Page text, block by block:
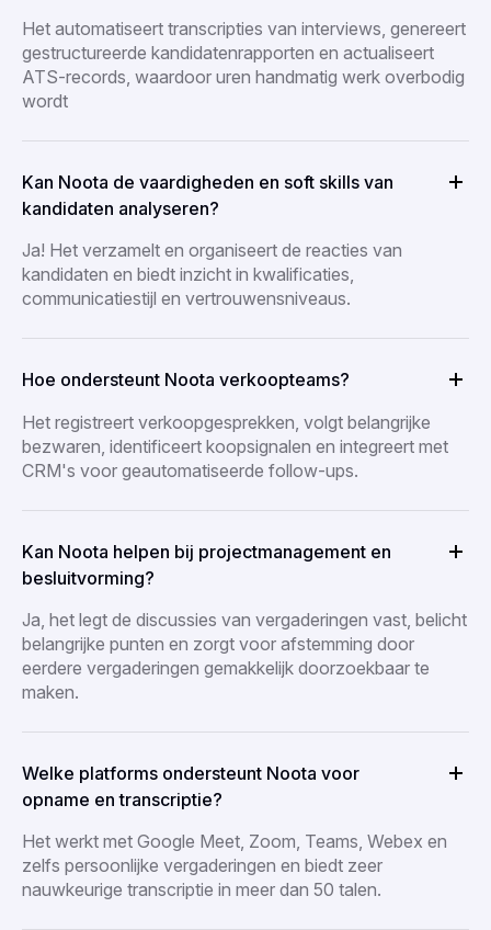
Het automatiseert transcripties van interviews, genereert
gestructureerde kandidatenrapporten en actualiseert
ATS-records, waardoor uren handmatig werk overbodig
wordt
Kan Noota de vaardigheden en soft skills van
kandidaten analyseren?
Ja! Het verzamelt en organiseert de reacties van
kandidaten en biedt inzicht in kwalificaties,
communicatiestijl en vertrouwensniveaus.
Hoe ondersteunt Noota verkoopteams?
Het registreert verkoopgesprekken, volgt belangrijke
bezwaren, identificeert koopsignalen en integreert met
CRM's voor geautomatiseerde follow-ups.
Kan Noota helpen bij projectmanagement en
besluitvorming?
Ja, het legt de discussies van vergaderingen vast, belicht
belangrijke punten en zorgt voor afstemming door
eerdere vergaderingen gemakkelijk doorzoekbaar te
maken.
Welke platforms ondersteunt Noota voor
opname en transcriptie?
Het werkt met Google Meet, Zoom, Teams, Webex en
zelfs persoonlijke vergaderingen en biedt zeer
nauwkeurige transcriptie in meer dan 50 talen.